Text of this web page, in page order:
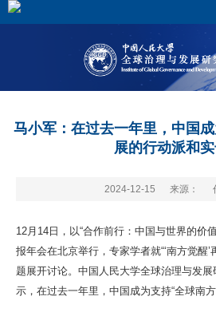
马小军：在过去一年里，中国
展的行动派和
2024-12-15 来源：
12月14日，以“合作前行：中国与世界的价
报年会在北京举行，专家学者就“‘南方觉醒
题展开讨论。中国人民大学全球治理与发
示，在过去一年里，中国成为支持“全球南